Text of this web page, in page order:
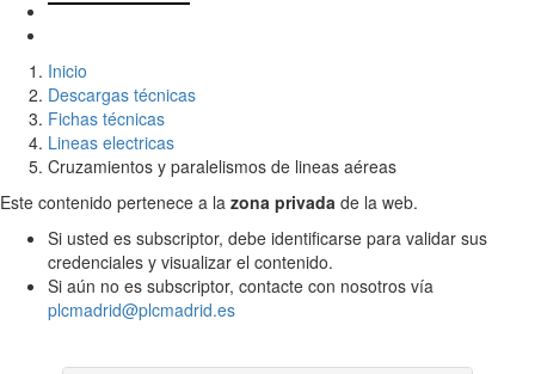
Inicio
Descargas técnicas
Fichas técnicas
Lineas electricas
Cruzamientos y paralelismos de lineas aéreas
Este contenido pertenece a la zona privada de la web.
Si usted es subscriptor, debe identificarse para validar sus
credenciales y visualizar el contenido.
Si aún no es subscriptor, contacte con nosotros vía
plcmadrid@plcmadrid.es